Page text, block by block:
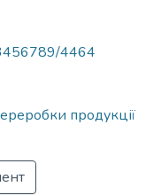
4464
продукції